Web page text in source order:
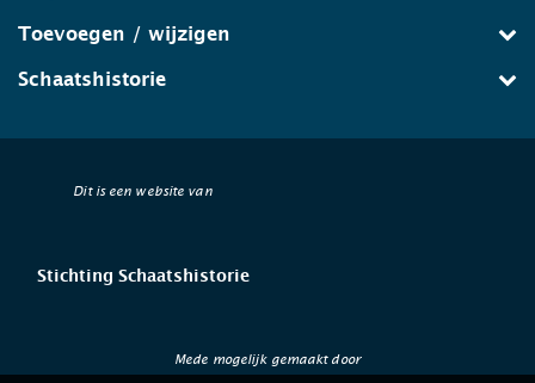
Toevoegen / wijzigen
Schaatshistorie
Dit is een website van
Stichting Schaatshistorie
Mede mogelijk gemaakt door